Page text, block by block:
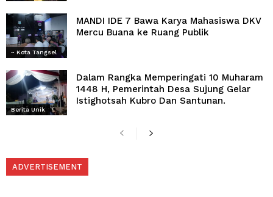
~ Kota Tangsel
MANDI IDE 7 Bawa Karya Mahasiswa DKV
Mercu Buana ke Ruang Publik
Berita Unik
Dalam Rangka Memperingati 10 Muharam
1448 H, Pemerintah Desa Sujung Gelar
Istighotsah Kubro Dan Santunan.
ADVERTISEMENT